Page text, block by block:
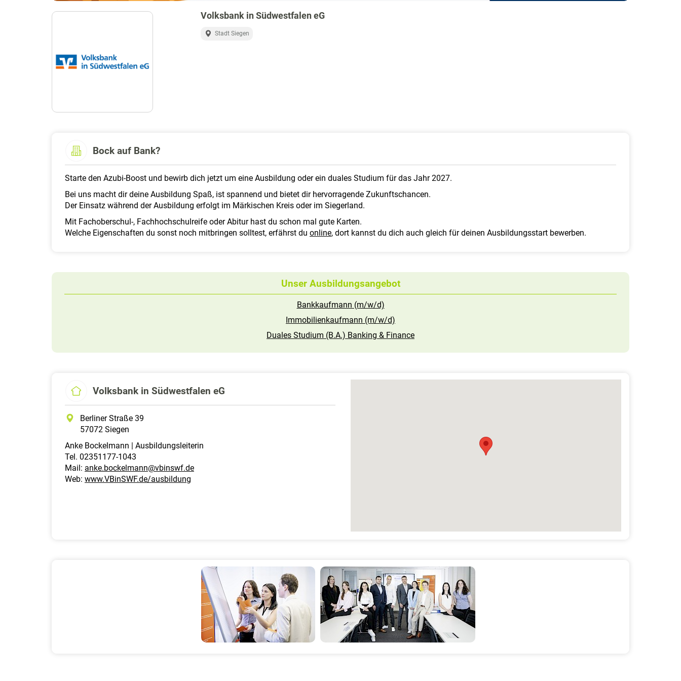
Volksbank in Südwestfalen eG
Stadt Siegen
Bock auf Bank?
Starte den Azubi-Boost und bewirb dich jetzt um eine Ausbildung oder ein duales Studium für das Jahr 2027.
Bei uns macht dir deine Ausbildung Spaß, ist spannend und bietet dir hervorragende Zukunftschancen.
Der Einsatz während der Ausbildung erfolgt im Märkischen Kreis oder im Siegerland.
Mit Fachoberschul-, Fachhochschulreife oder Abitur hast du schon mal gute Karten.
Welche Eigenschaften du sonst noch mitbringen solltest, erfährst du online, dort kannst du dich auch gleich für deinen Ausbildungsstart bewerben.
Unser Ausbildungsangebot
Bankkaufmann (m/w/d)
Immobilienkaufmann (m/w/d)
Duales Studium (B.A.) Banking & Finance
Volksbank in Südwestfalen eG
Berliner Straße 39
57072 Siegen
Anke Bockelmann | Ausbildungsleiterin
Tel. 02351177-1043
Mail: anke.bockelmann@vbinswf.de
Web: www.VBinSWF.de/ausbildung